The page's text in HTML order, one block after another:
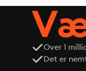
Over 1
Det er